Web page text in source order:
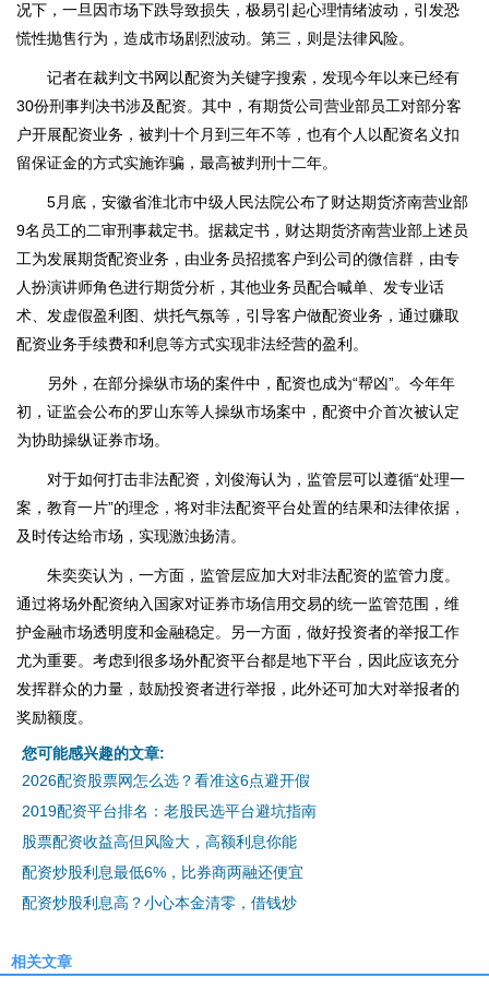
况下，一旦因市场下跌导致损失，极易引起心理情绪波动，引发恐
慌性抛售行为，造成市场剧烈波动。第三，则是法律风险。
记者在裁判文书网以配资为关键字搜索，发现今年以来已经有
30份刑事判决书涉及配资。其中，有期货公司营业部员工对部分客
户开展配资业务，被判十个月到三年不等，也有个人以配资名义扣
留保证金的方式实施诈骗，最高被判刑十二年。
5月底，安徽省淮北市中级人民法院公布了财达期货济南营业部
9名员工的二审刑事裁定书。据裁定书，财达期货济南营业部上述员
工为发展期货配资业务，由业务员招揽客户到公司的微信群，由专
人扮演讲师角色进行期货分析，其他业务员配合喊单、发专业话
术、发虚假盈利图、烘托气氛等，引导客户做配资业务，通过赚取
配资业务手续费和利息等方式实现非法经营的盈利。
另外，在部分操纵市场的案件中，配资也成为“帮凶”。今年年
初，证监会公布的罗山东等人操纵市场案中，配资中介首次被认定
为协助操纵证券市场。
对于如何打击非法配资，刘俊海认为，监管层可以遵循“处理一
案，教育一片”的理念，将对非法配资平台处置的结果和法律依据，
及时传达给市场，实现激浊扬清。
朱奕奕认为，一方面，监管层应加大对非法配资的监管力度。
通过将场外配资纳入国家对证券市场信用交易的统一监管范围，维
护金融市场透明度和金融稳定。另一方面，做好投资者的举报工作
尤为重要。考虑到很多场外配资平台都是地下平台，因此应该充分
发挥群众的力量，鼓励投资者进行举报，此外还可加大对举报者的
奖励额度。
您可能感兴趣的文章:
2026配资股票网怎么选？看准这6点避开假
2019配资平台排名：老股民选平台避坑指南
股票配资收益高但风险大，高额利息你能
配资炒股利息最低6%，比券商两融还便宜
配资炒股利息高？小心本金清零，借钱炒
相关文章